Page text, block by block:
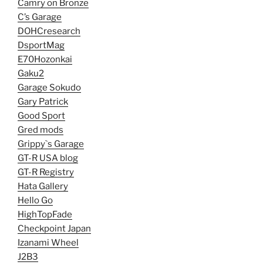
Camry on Bronze
C’s Garage
DOHCresearch
DsportMag
E70Hozonkai
Gaku2
Garage Sokudo
Gary Patrick
Good Sport
Gred mods
Grippy`s Garage
GT-R USA blog
GT-R Registry
Hata Gallery
Hello Go
HighTopFade
Checkpoint Japan
Izanami Wheel
J2B3